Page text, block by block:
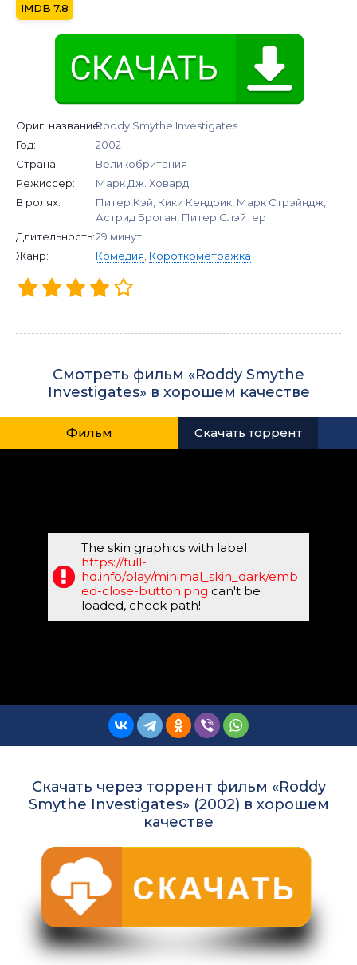
7.8
Ориг. название:Roddy Smythe Investigates
Год:
2002
Страна:
Великобритания
Режиссер:
Марк Дж. Ховард
В ролях:
Питер Кэй, Кики Кендрик, Марк Стрэйндж,
Астрид Броган, Питер Слэйтер
Длительность:29 минут
Жанр:
Комедия Короткометражка
Смотреть фильм «Roddy Smythe
Investigates» в хорошем качестве
Фильм Скачать торрент
The skin graphics with label
https://full-
hd.info/play/minimal_skin_dark/emb
ed-close-button.png can't be
loaded, check path!
Скачать через торрент фильм «Roddy
Smythe Investigates» (2002) в хорошем
качестве